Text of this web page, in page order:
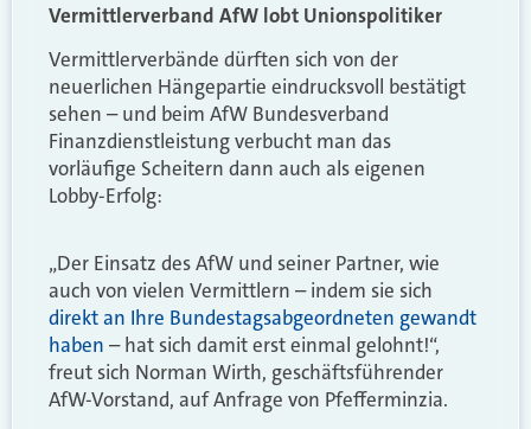
Vermittlerverband AfW lobt Unionspolitiker
Vermittlerverbände dürften sich von der
neuerlichen Hängepartie eindrucksvoll bestätigt
sehen – und beim AfW Bundesverband
Finanzdienstleistung verbucht man das
vorläufige Scheitern dann auch als eigenen
Lobby-Erfolg:
„Der Einsatz des AfW und seiner Partner, wie
auch von vielen Vermittlern – indem sie sich
direkt an Ihre Bundestagsabgeordneten gewandt
haben – hat sich damit erst einmal gelohnt!“,
freut sich Norman Wirth, geschäftsführender
AfW-Vorstand, auf Anfrage von Pfefferminzia.